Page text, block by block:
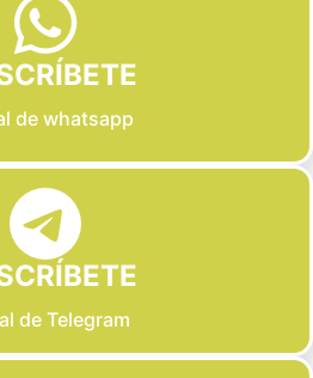
de whatsapp
de Telegram